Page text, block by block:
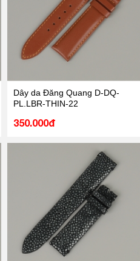
Dây da Đăng Quang D-DQ-
PL.LBR-THIN-22
350.000đ